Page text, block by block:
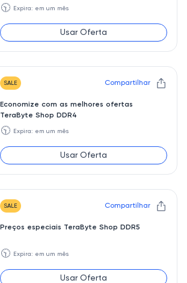
🕥 Expira: em um mês
Usar Oferta
SALE Compartilhar
Economize com as melhores ofertas
TeraByte Shop DDR4
🕥 Expira: em um mês
Usar Oferta
SALE Compartilhar
Preços especiais TeraByte Shop DDR5
🕥 Expira: em um mês
Usar Oferta